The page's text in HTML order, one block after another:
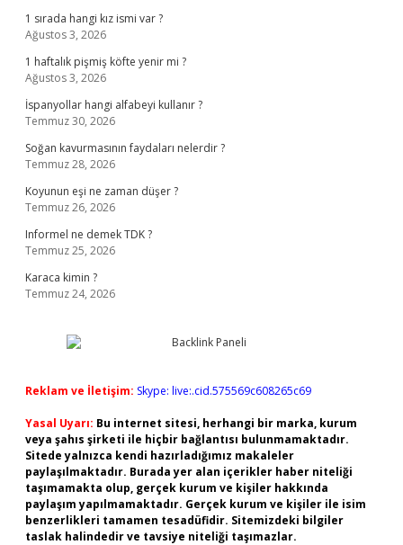
1 sırada hangi kız ismi var ?
Ağustos 3, 2026
1 haftalık pişmiş köfte yenir mi ?
Ağustos 3, 2026
İspanyollar hangi alfabeyi kullanır ?
Temmuz 30, 2026
Soğan kavurmasının faydaları nelerdir ?
Temmuz 28, 2026
Koyunun eşi ne zaman düşer ?
Temmuz 26, 2026
Informel ne demek TDK ?
Temmuz 25, 2026
Karaca kimin ?
Temmuz 24, 2026
Reklam ve İletişim: Skype: live:.cid.575569c608265c69
Yasal Uyarı: Bu internet sitesi, herhangi bir marka, kurum
veya şahıs şirketi ile hiçbir bağlantısı bulunmamaktadır.
Sitede yalnızca kendi hazırladığımız makaleler
paylaşılmaktadır. Burada yer alan içerikler haber niteliği
taşımamakta olup, gerçek kurum ve kişiler hakkında
paylaşım yapılmamaktadır. Gerçek kurum ve kişiler ile isim
benzerlikleri tamamen tesadüfidir. Sitemizdeki bilgiler
taslak halindedir ve tavsiye niteliği taşımazlar.